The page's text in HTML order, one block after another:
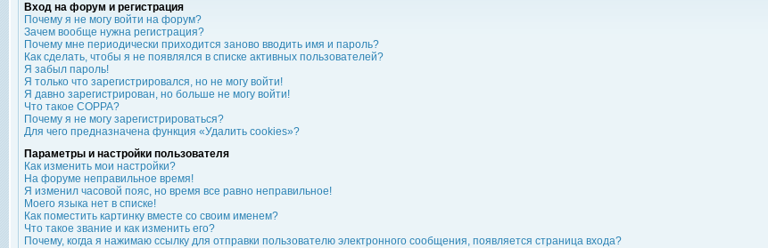
Вход на форум и регистрация
Почему я не могу войти на форум?
Зачем вообще нужна регистрация?
Почему мне периодически приходится заново вводить имя и пароль?
Как сделать, чтобы я не появлялся в списке активных пользователей?
Я забыл пароль!
Я только что зарегистрировался, но не могу войти!
Я давно зарегистрирован, но больше не могу войти!
Что такое COPPA?
Почему я не могу зарегистрироваться?
Для чего предназначена функция «Удалить cookies»?
Параметры и настройки пользователя
Как изменить мои настройки?
На форуме неправильное время!
Я изменил часовой пояс, но время все равно неправильное!
Моего языка нет в списке!
Как поместить картинку вместе со своим именем?
Что такое звание и как изменить его?
Почему, когда я нажимаю ссылку для отправки пользователю электронного сообщения, появляется страница входа?